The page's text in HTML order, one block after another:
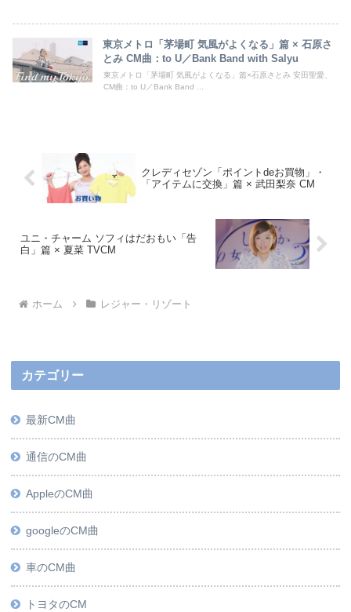
東京メトロ「茅場町 気風がよくなる」篇 × 石原さ
とみ CM曲：to U／Bank Band with Salyu
東京メトロ「茅場町 気風がよくなる」篇×石原さとみ 安田聖愛、
CM曲：to U／Bank Band ...
クレディセゾン「ポイントdeお買物」・
「アイテムに交換」篇 × 武田梨奈 CM
ユニ・チャーム ソフィはだおもい「告
白」篇 × 夏菜 TVCM
ホーム レジャー・リゾート
カテゴリー
最新CM曲
通信のCM曲
AppleのCM曲
googleのCM曲
車のCM曲
トヨタのCM